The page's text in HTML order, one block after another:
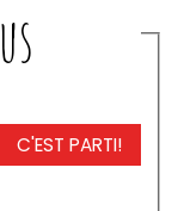
C'EST PARTI!